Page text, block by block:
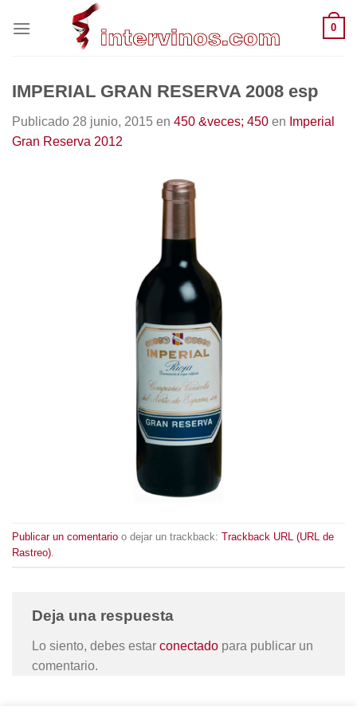
0
IMPERIAL GRAN RESERVA 2008 esp
Publicado 28 junio, 2015 en 450 &veces; 450 en Imperial
Gran Reserva 2012
Publicar un comentario o dejar un trackback: Trackback URL (URL de
Rastreo)
Deja una respuesta
Lo siento, debes estar conectado para publicar un
comentario.